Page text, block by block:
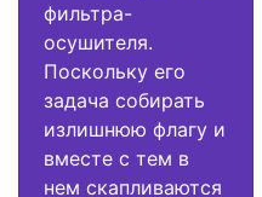
фильтра-
осушителя.
Поскольку его
задача собирать
излишнюю флагу и
вместе с тем в
нем скапливаются